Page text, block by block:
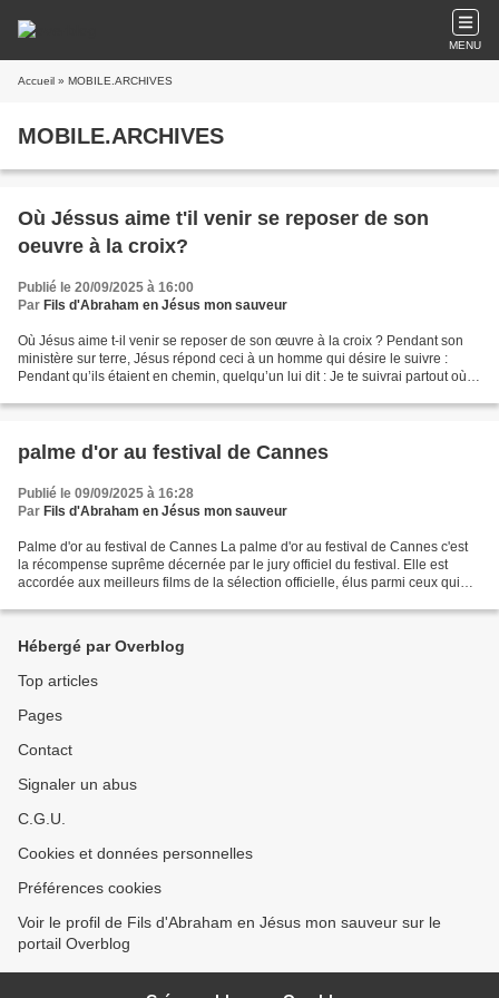
MENU
Accueil » MOBILE.ARCHIVES
MOBILE.ARCHIVES
Où Jéssus aime t'il venir se reposer de son
oeuvre à la croix?
Publié le 20/09/2025 à 16:00
Par Fils d'Abraham en Jésus mon sauveur
Où Jésus aime t-il venir se reposer de son œuvre à la croix ? Pendant son
ministère sur terre, Jésus répond ceci à un homme qui désire le suivre :
Pendant qu’ils étaient en chemin, quelqu’un lui dit : Je te suivrai partout où tu
palme d'or au festival de Cannes
Publié le 09/09/2025 à 16:28
Par Fils d'Abraham en Jésus mon sauveur
Palme d'or au festival de Cannes La palme d'or au festival de Cannes c'est
la récompense suprême décernée par le jury officiel du festival. Elle est
accordée aux meilleurs films de la sélection officielle, élus parmi ceux qui
Hébergé par Overblog
Top articles
Pages
Contact
Signaler un abus
C.G.U.
Cookies et données personnelles
Préférences cookies
Voir le profil de Fils d'Abraham en Jésus mon sauveur sur le
portail Overblog